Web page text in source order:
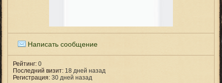
Написать сообщение
Рейтинг: 0
Последний визит: 18 дней назад
Регистрация: 30 дней назад